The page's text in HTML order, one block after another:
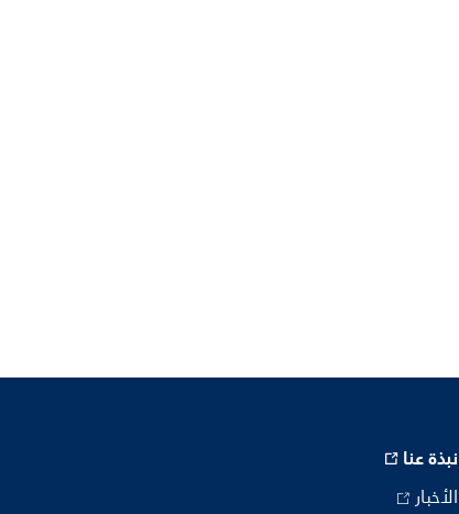
نبذة عنا
الأخبار